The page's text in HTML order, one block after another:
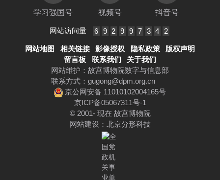
学习强国号 视频号 抖音号
网站访问量 6 9 2 9 9 7 3 4 2
网站地图 相关链接 影像授权 隐私政策
版权声明
留言板
联系我们
关于我们
网站维护：故宫博物院数字与信息部
联系方式： gugong@dpm.org.cn
京公网安备 11010102004165号
京ICP备05067311号-1
© 2001- 现在 故宫博物院
网站建设 ： 北京分形科技